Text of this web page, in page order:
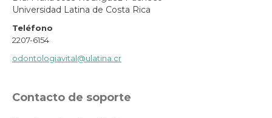
Universidad Latina de Costa Rica
Teléfono
2207-6154
odontologiavital@ulatina.cr
Contacto de soporte